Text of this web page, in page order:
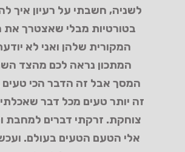
לשניה, חשבתי על רעיון איך
בטורטיות מבלי שאצטרך את
המקורית שלהן ואני לא
המתכון נראה לכם מהצד
המסך אבל זה הדבר הכי טעים
זה יותר טעים מכל דבר שאכלתי
צוחקת. זרקתי דברים למחבת
אלי הטעם הטעים בעולם.